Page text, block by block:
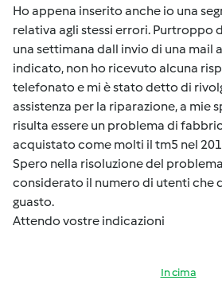
Ho appena inserito anche io una
relativa agli stessi errori. Purtroppo
una settimana dall invio di una mail
indicato, non ho ricevuto alcuna
telefonato e mi è stato detto di
assistenza per la riparazione, a mie
risulta essere un problema di
acquistato come molti il tm5 nel
Spero nella risoluzione del
considerato il numero di utenti che
guasto.
Attendo vostre indicazioni
In cima